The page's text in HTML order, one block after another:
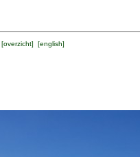
overzicht] [english]